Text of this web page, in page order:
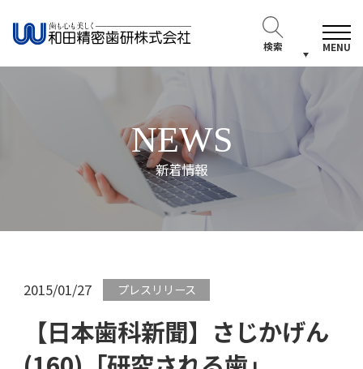
検索 MENU
NEWS
新着情報
2015/01/27 プレスリリース
【日本歯科新聞】さじかげん